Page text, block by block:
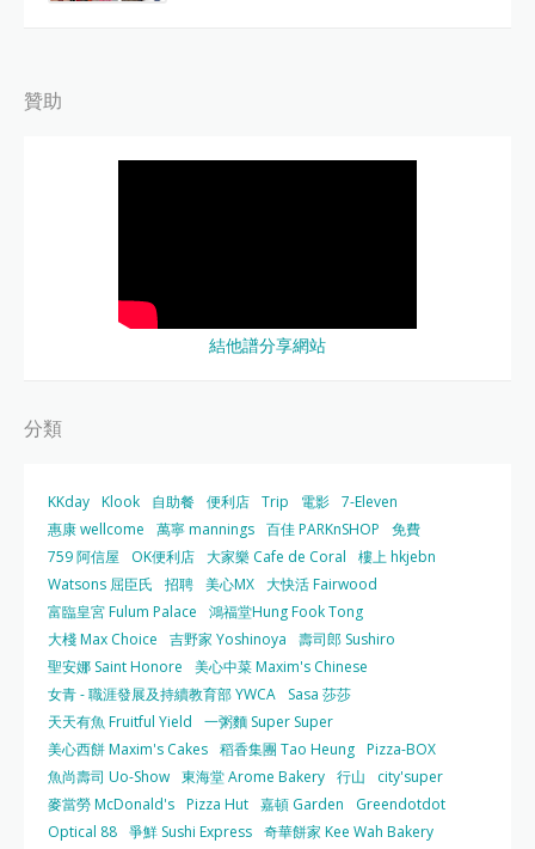
贊助
結他譜分享網站
分類
KKday Klook 自助餐 便利店 Trip 電影 7-Eleven
惠康 wellcome
萬寧 mannings 百佳 PARKnSHOP
免費
759 阿信屋
OK便利店 大家樂 Cafe de Coral
樓上 hkjebn
Watsons 屈臣氏
招聘 美心MX 大快活 Fairwood
富臨皇宮 Fulum Palace
鴻福堂Hung Fook Tong
大棧 Max Choice
吉野家 Yoshinoya
壽司郎 Sushiro
聖安娜 Saint Honore
美心中菜 Maxim's Chinese
女青 - 職涯發展及持續教育部 YWCA
Sasa 莎莎
天天有魚 Fruitful Yield
一粥麵 Super Super
美心西餅 Maxim's Cakes 稻香集團 Tao Heung Pizza-BOX
魚尚壽司 Uo-Show 東海堂 Arome Bakery 行山
city'super
麥當勞 McDonald's Pizza Hut 嘉頓 Garden
Greendotdot
Optical 88 爭鮮 Sushi Express 奇華餅家 Kee Wah Bakery